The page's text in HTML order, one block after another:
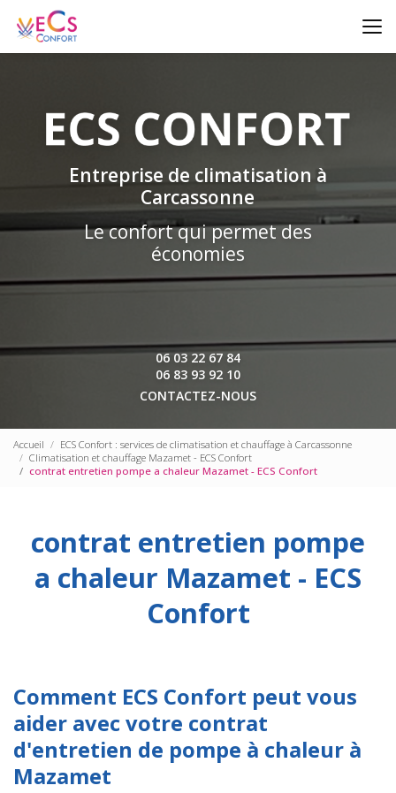
contenu
principal
Entreprise de climatisation à
Carcassonne
Le confort qui permet des
économies
06 03 22 67 84
06 83 93 92 10
CONTACTEZ-NOUS
Accueil
ECS Confort : services de climatisation et chauffage à Carcassonne
Climatisation et chauffage Mazamet - ECS Confort
contrat entretien pompe a chaleur Mazamet - ECS Confort
contrat entretien pompe
a chaleur Mazamet - ECS
Confort
Comment ECS Confort peut vous
aider avec votre contrat
d'entretien de pompe à chaleur à
Mazamet